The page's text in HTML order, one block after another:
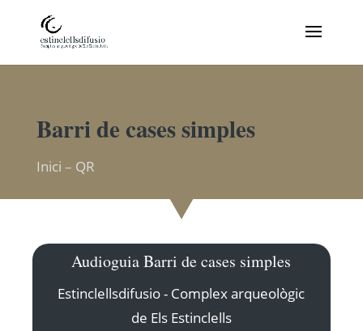
Barri de cases simples
Inici – QR
Audioguia Barri de cases simples
Estinclellsdifusio - Complex arqueològic
de Els Estinclells